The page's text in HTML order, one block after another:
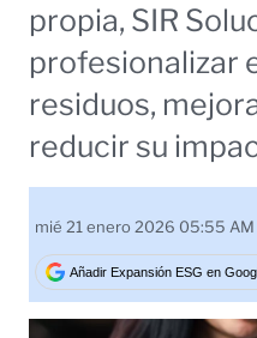
propia, SIR
profesionalizar
residuos,
reducir su
mié 21 enero 2026 05:55 AM
Añadir Expansión ESG en